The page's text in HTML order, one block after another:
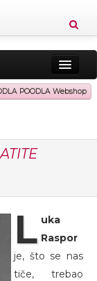
Vitkost
POODLA Webshop
L uka
Raspor
je, što se nas
tiče, trebao